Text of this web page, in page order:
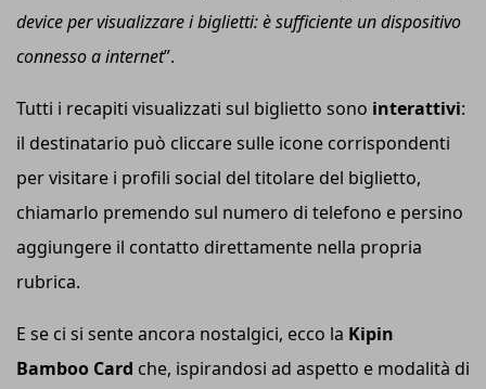
device per visualizzare i biglietti: è sufficiente un dispositivo
connesso a internet”.
Tutti i recapiti visualizzati sul biglietto sono interattivi:
il destinatario può cliccare sulle icone corrispondenti
per visitare i profili social del titolare del biglietto,
chiamarlo premendo sul numero di telefono e persino
aggiungere il contatto direttamente nella propria
rubrica.
E se ci si sente ancora nostalgici, ecco la Kipin
Bamboo Card che, ispirandosi ad aspetto e modalità di